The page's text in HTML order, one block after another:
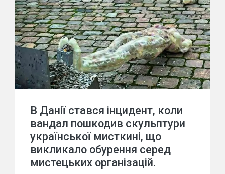
В Данії стався інцидент, коли
вандал пошкодив скульптури
української мисткині, що
викликало обурення серед
мистецьких організацій.